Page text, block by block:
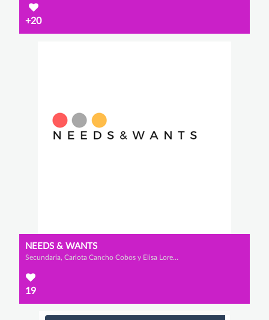
+20
NEEDS & WANTS
Secundaria, Carlota Cancho Cobos y Elisa Lorenzo Ortega
19